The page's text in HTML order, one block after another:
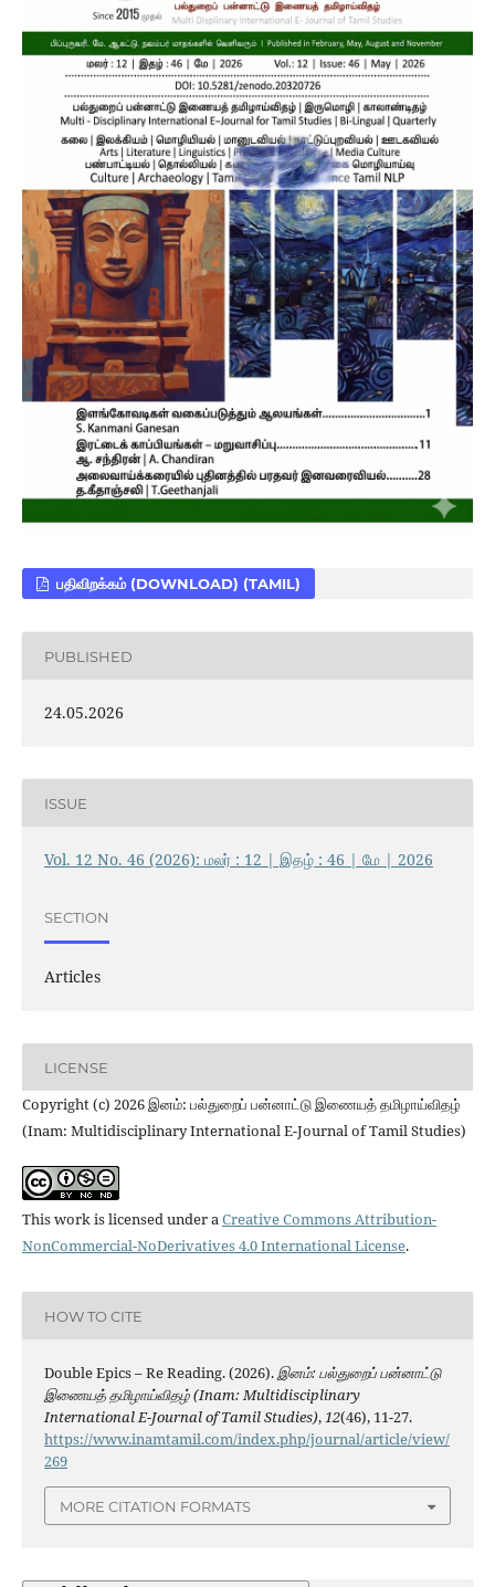
பதிவிறக்கம் (DOWNLOAD) (TAMIL)
PUBLISHED
24.05.2026
ISSUE
Vol. 12 No. 46 (2026): மலர் : 12 | இதழ் : 46 | மே | 2026
SECTION
Articles
LICENSE
Copyright (c) 2026 இனம்: பல்துறைப் பன்னாட்டு இணையத் தமிழாய்விதழ்
(Inam: Multidisciplinary International E-Journal of Tamil Studies)
This work is licensed under aCreative Commons Attribution-
NonCommercial-NoDerivatives 4.0 International License.
HOW TO CITE
Double Epics – Re Reading. (2026).இனம்: பல்துறைப் பன்னாட்டு
இணையத் தமிழாய்விதழ் (Inam: Multidisciplinary
International E-Journal of Tamil Studies),12(46), 11-27.
https://www.inamtamil.com/index.php/journal/article/view/
269
MORE CITATION FORMATS